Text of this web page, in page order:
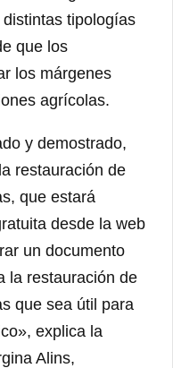
tipologías
que los
los márgenes
agrícolas.
y demostrado,
restauración de
que estará
desde la web
un documento
la restauración de
que sea útil para
explica la
Alins,